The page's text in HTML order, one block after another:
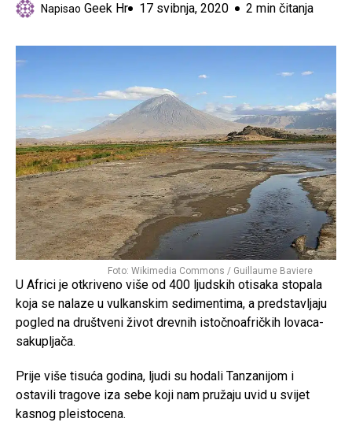
Napisao Geek Hr 17 svibnja, 2020 2 min čitanja
Foto: Wikimedia Commons / Guillaume Baviere
U Africi je otkriveno više od 400 ljudskih otisaka stopala
koja se nalaze u vulkanskim sedimentima, a predstavljaju
pogled na društveni život drevnih istočnoafričkih lovaca-
sakupljača.
Prije više tisuća godina, ljudi su hodali Tanzanijom i
ostavili tragove iza sebe koji nam pružaju uvid u svijet
kasnog pleistocena.